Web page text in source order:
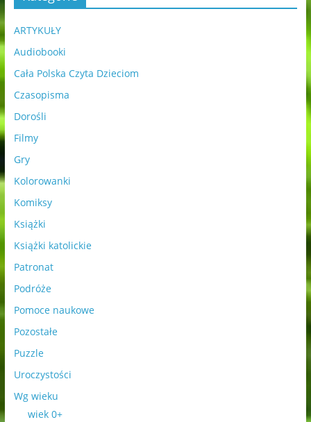
ARTYKUŁY
Audiobooki
Cała Polska Czyta Dzieciom
Czasopisma
Dorośli
Filmy
Gry
Kolorowanki
Komiksy
Książki
Książki katolickie
Patronat
Podróże
Pomoce naukowe
Pozostałe
Puzzle
Uroczystości
Wg wieku
wiek 0+